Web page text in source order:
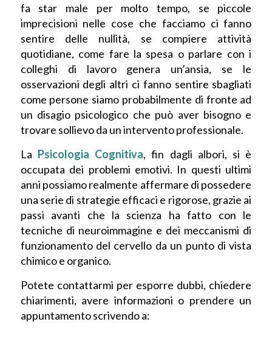
fa star male per molto tempo, se piccole
imprecisioni nelle cose che facciamo ci fanno
sentire delle nullità, se compiere attività
quotidiane, come fare la spesa o parlare con i
colleghi di lavoro genera un’ansia, se le
osservazioni degli altri ci fanno sentire sbagliati
come persone siamo probabilmente di fronte ad
un disagio psicologico che può aver bisogno e
trovare sollievo da un intervento professionale.
La Psicologia Cognitiva, fin dagli albori, si è
occupata dei problemi emotivi. In questi ultimi
anni possiamo realmente affermare di possedere
una serie di strategie efficaci e rigorose, grazie ai
passi avanti che la scienza ha fatto con le
tecniche di neuroimmagine e dei meccanismi di
funzionamento del cervello da un punto di vista
chimico e organico.
Potete contattarmi per esporre dubbi, chiedere
chiarimenti, avere informazioni o prendere un
appuntamento scrivendo a: